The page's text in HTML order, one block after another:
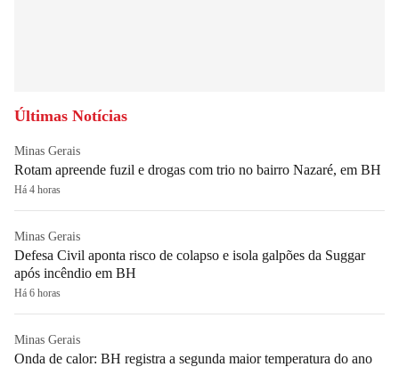
Últimas Notícias
Minas Gerais
Rotam apreende fuzil e drogas com trio no bairro Nazaré, em BH
Há 4 horas
Minas Gerais
Defesa Civil aponta risco de colapso e isola galpões da Suggar
após incêndio em BH
Há 6 horas
Minas Gerais
Onda de calor: BH registra a segunda maior temperatura do ano